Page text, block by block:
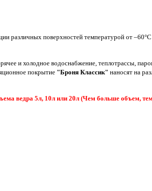
различных поверхностей температурой от
и холодное водоснабжение, теплотрассы,
покрытие "Броня Классик" наносят на
ведра 5л, 10л или 20л (Чем больше объем,